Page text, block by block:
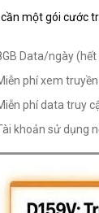
cần một gói cước
Data/ngày
phí xem
phí data truy
khoản sử dụng